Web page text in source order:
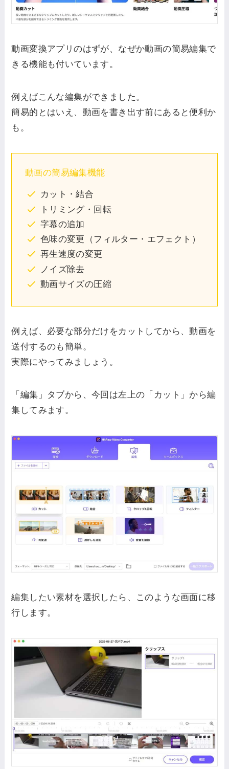
動画変換アプリのはずが、なぜか動画の簡易編集で
きる機能も付いています。
例えばこんな編集ができました。
簡易的とはいえ、動画を書き出す前にあると便利か
も。
動画の簡易編集機能
カット・結合
トリミング・回転
字幕の追加
色味の変更（フィルター・エフェクト）
再生速度の変更
ノイズ除去
動画サイズの圧縮
例えば、必要な部分だけをカットしてから、動画を
送付するのも簡単。
実際にやってみましょう。
「編集」タブから、今回は左上の「カット」から編
集してみます。
編集したい素材を選択したら、このような画面に移
行します。